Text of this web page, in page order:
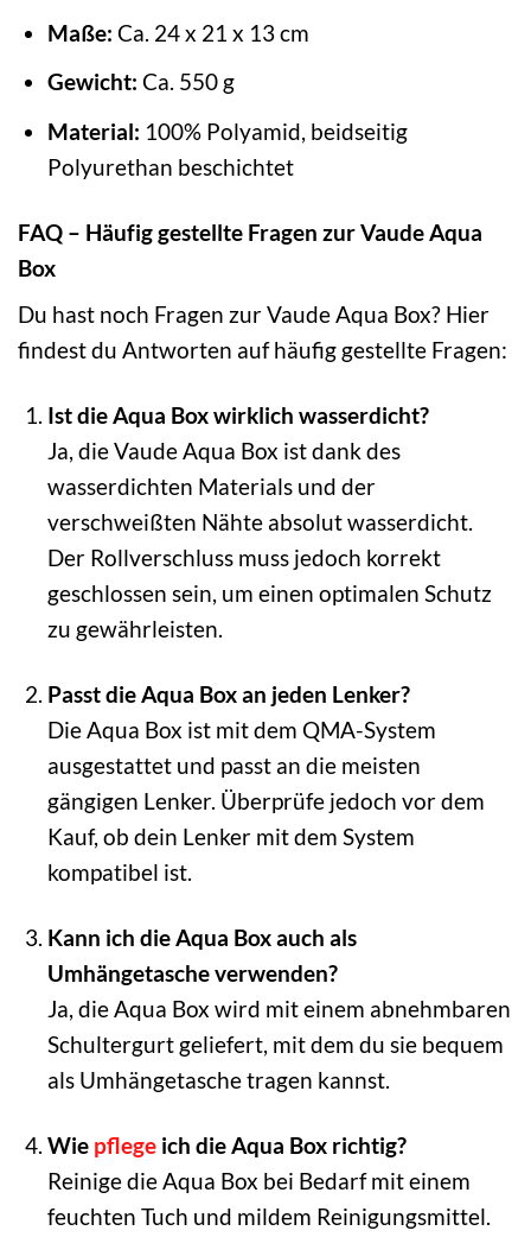
Maße: Ca. 24 x 21 x 13 cm
Gewicht: Ca. 550 g
Material: 100% Polyamid, beidseitig
Polyurethan beschichtet
FAQ – Häufig gestellte Fragen zur Vaude Aqua
Box
Du hast noch Fragen zur Vaude Aqua Box? Hier
findest du Antworten auf häufig gestellte Fragen:
Ist die Aqua Box wirklich wasserdicht?
Ja, die Vaude Aqua Box ist dank des
wasserdichten Materials und der
verschweißten Nähte absolut wasserdicht.
Der Rollverschluss muss jedoch korrekt
geschlossen sein, um einen optimalen Schutz
zu gewährleisten.
Passt die Aqua Box an jeden Lenker?
Die Aqua Box ist mit dem QMA-System
ausgestattet und passt an die meisten
gängigen Lenker. Überprüfe jedoch vor dem
Kauf, ob dein Lenker mit dem System
kompatibel ist.
Kann ich die Aqua Box auch als
Umhängetasche verwenden?
Ja, die Aqua Box wird mit einem abnehmbaren
Schultergurt geliefert, mit dem du sie bequem
als Umhängetasche tragen kannst.
Wie pflegeich die Aqua Box richtig?
Reinige die Aqua Box bei Bedarf mit einem
feuchten Tuch und mildem Reinigungsmittel.